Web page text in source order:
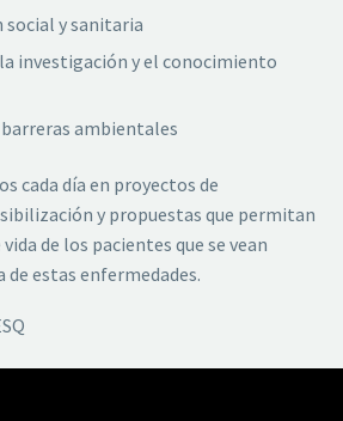
social y sanitaria
investigación y el conocimiento
barreras ambientales
cada día en proyectos de
y propuestas que permitan
de los pacientes que se vean
estas enfermedades.